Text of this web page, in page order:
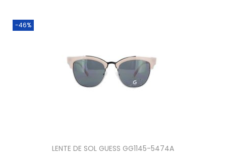
-46%
LENTE DE SOL GUESS GG1145-5474A